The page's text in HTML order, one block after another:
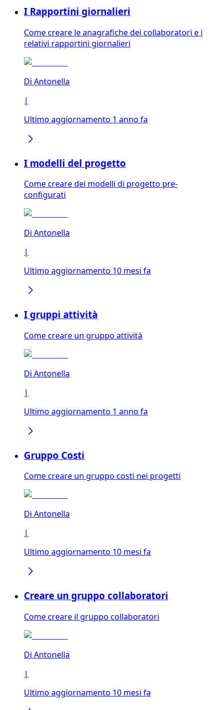
I Rapportini giornalieri
Come creare le anagrafiche dei collaboratori e i
relativi rapportini giornalieri
Di Antonella
|
Ultimo aggiornamento 1 anno fa
I modelli del progetto
Come creare dei modelli di progetto pre-
configurati
Di Antonella
|
Ultimo aggiornamento 10 mesi fa
I gruppi attività
Come creare un gruppo attività
Di Antonella
|
Ultimo aggiornamento 1 anno fa
Gruppo Costi
Come creare un gruppo costi nei progetti
Di Antonella
|
Ultimo aggiornamento 10 mesi fa
Creare un gruppo collaboratori
Come creare il gruppo collaboratori
Di Antonella
|
Ultimo aggiornamento 10 mesi fa